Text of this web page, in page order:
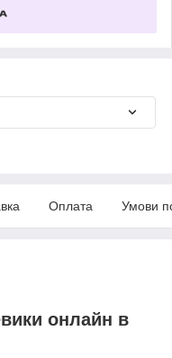
Оплата Умови
онлайн в